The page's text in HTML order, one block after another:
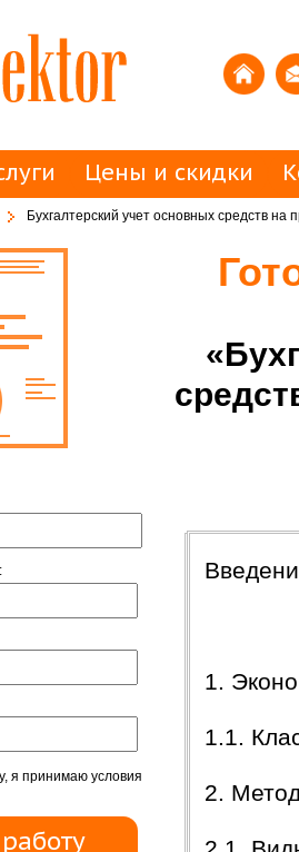
Цены и скидки
Бухгалтерский учет основных средств на
я принимаю условия
1.
1.1.
2.